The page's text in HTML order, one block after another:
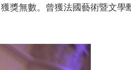
獎無數。曾獲法國藝術暨文